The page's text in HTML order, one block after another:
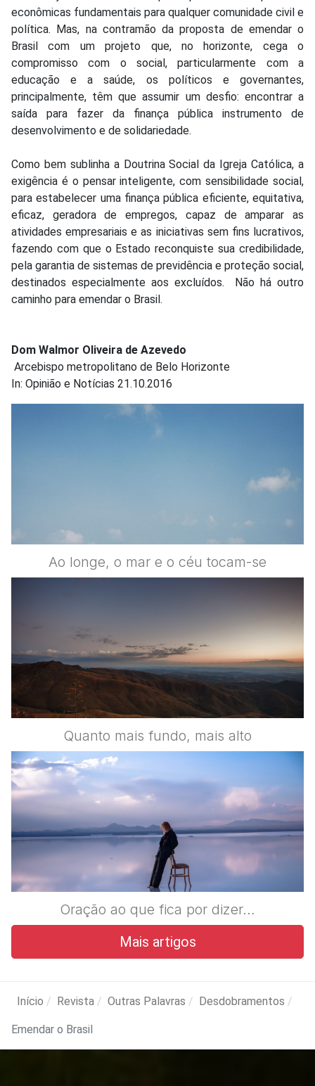
econômicas fundamentais para qualquer comunidade civil e
política. Mas, na contramão da proposta de emendar o
Brasil com um projeto que, no horizonte, cega o
compromisso com o social, particularmente com a
educação e a saúde, os políticos e governantes,
principalmente, têm que assumir um desfio: encontrar a
saída para fazer da finança pública instrumento de
desenvolvimento e de solidariedade.
Como bem sublinha a Doutrina Social da Igreja Católica, a
exigência é o pensar inteligente, com sensibilidade social,
para estabelecer uma finança pública eficiente, equitativa,
eficaz, geradora de empregos, capaz de amparar as
atividades empresariais e as iniciativas sem fins lucrativos,
fazendo com que o Estado reconquiste sua credibilidade,
pela garantia de sistemas de previdência e proteção social,
destinados especialmente aos excluídos. Não há outro
caminho para emendar o Brasil.
Dom Walmor Oliveira de Azevedo
Arcebispo metropolitano de Belo Horizonte
In: Opinião e Notícias 21.10.2016
Ao longe, o mar e o céu tocam-se
Quanto mais fundo, mais alto
Oração ao que fica por dizer…
Mais artigos
Início Revista Outras Palavras Desdobramentos
Emendar o Brasil